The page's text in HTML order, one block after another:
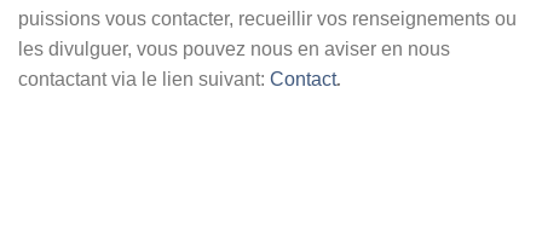
puissions vous contacter, recueillir vos renseignements ou
les divulguer, vous pouvez nous en aviser en nous
contactant via le lien suivant: Contact.